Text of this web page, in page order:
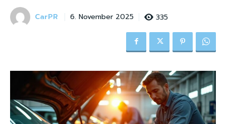
CarPR 6. November 2025 335